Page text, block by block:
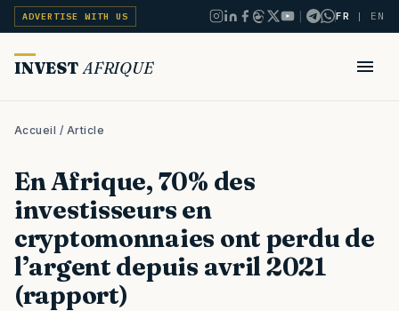
ADVERTISE WITH US | FR | EN
INVEST AFRIQUE
Accueil / Article
En Afrique, 70% des
investisseurs en
cryptomonnaies ont perdu de
l’argent depuis avril 2021
(rapport)